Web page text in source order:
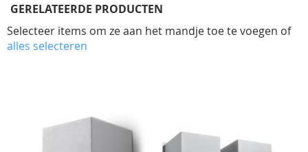
GERELATEERDE PRODUCTEN
Selecteer items om ze aan het mandje toe te voegen of
alles selecteren